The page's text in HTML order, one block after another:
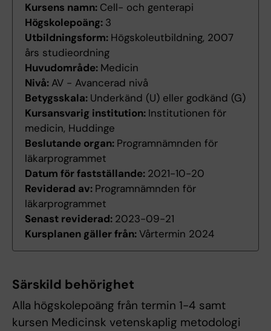
Kursens namn: Cell- och genterapi
Högskolepoäng: 3
Utbildningsform: Högskoleutbildning, 2007
års studieordning
Huvudområde: Medicin
Nivå: AV - Avancerad nivå
Betygsskala: Underkänd (U) eller godkänd (G)
Kursansvarig institution: Institutionen för
medicin, Huddinge
Beslutande organ: Programnämnden för
läkarprogrammet
Datum för fastställande: 2021-10-20
Reviderad av: Programnämnden för
läkarprogrammet
Senast reviderad: 2023-09-21
Kursplanen gäller från:Vårtermin 2024
Särskild behörighet
Alla högskolepoäng från termin 1-4 samt
kursen Medicinsk vetenskaplig metodologi